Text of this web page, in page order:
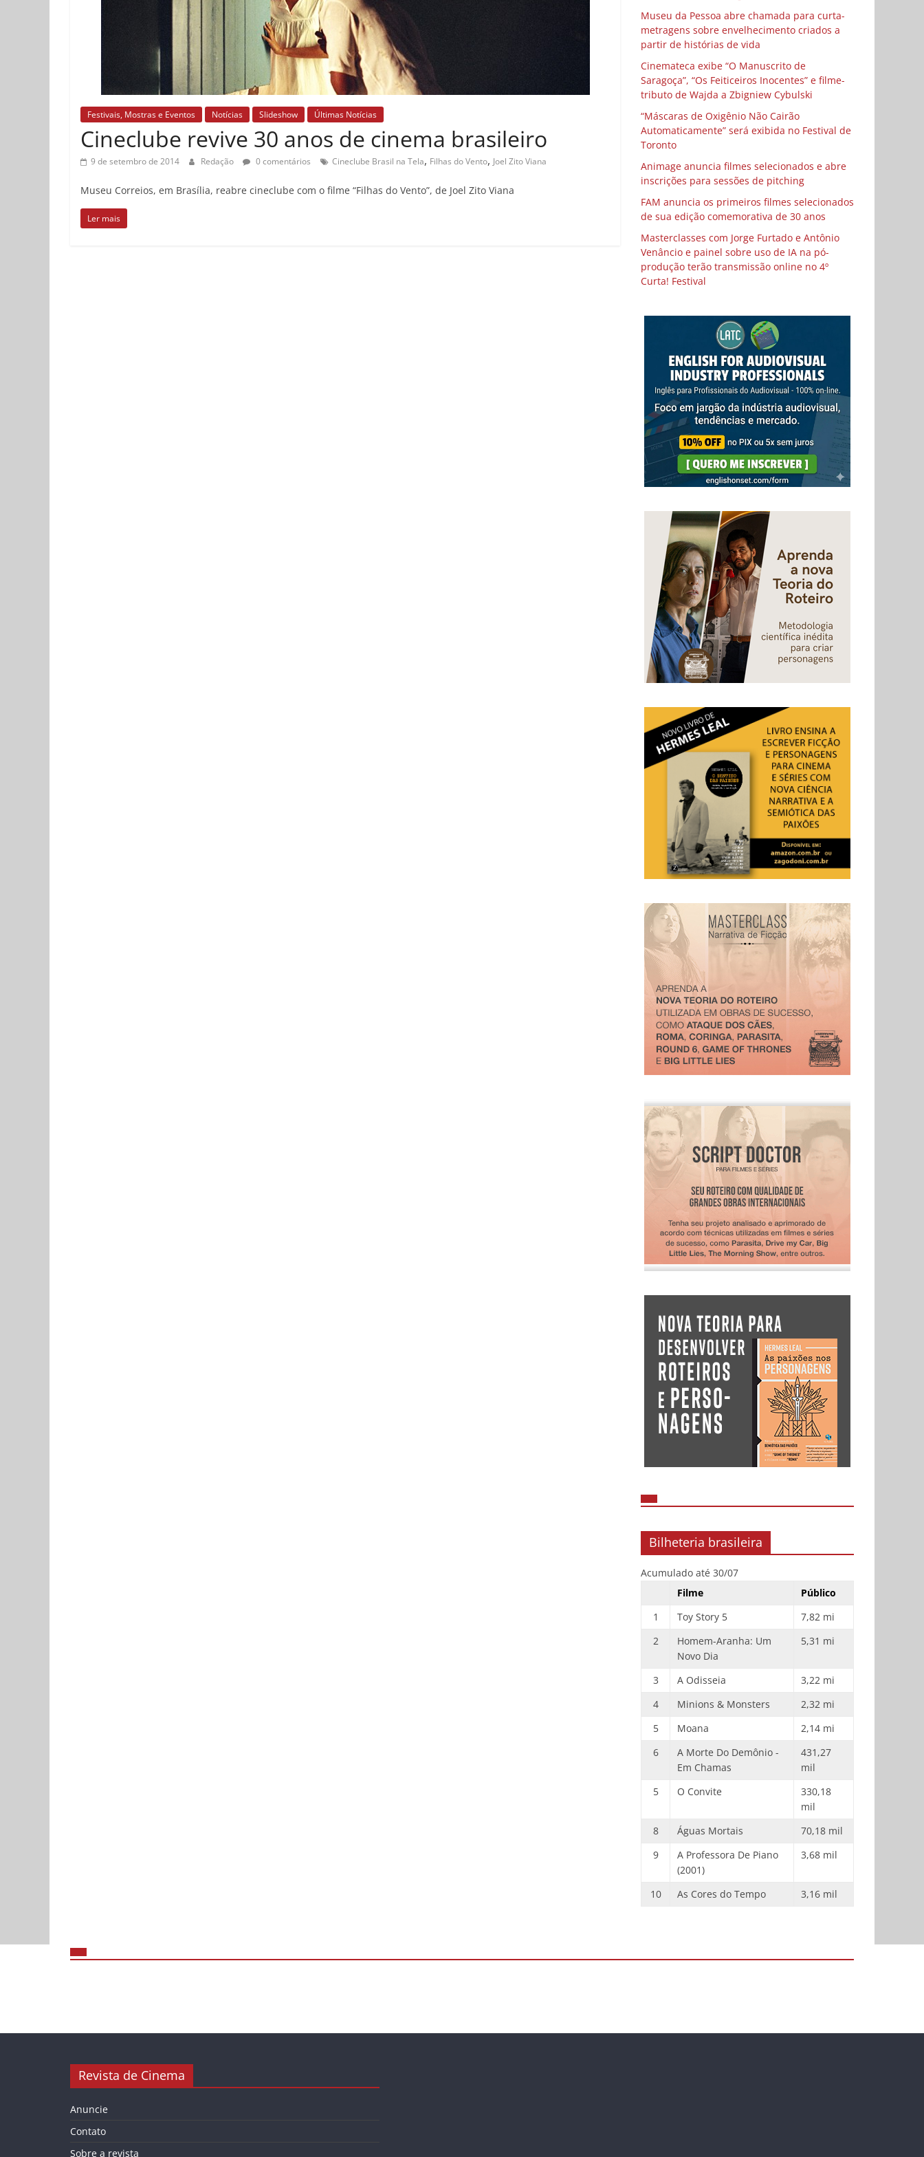
Festivais, Mostras e Eventos Notícias Slideshow Últimas Notícias
Cineclube revive 30 anos de cinema brasileiro
9 de setembro de 2014 Redação 0 comentários Cineclube Brasil na Tela, Filhas do Vento, Joel Zito Viana
Museu Correios, em Brasília, reabre cineclube com o filme “Filhas do Vento”, de Joel Zito Viana
Ler mais
Museu da Pessoa abre chamada para curta-
metragens sobre envelhecimento criados a
partir de histórias de vida
Cinemateca exibe “O Manuscrito de
Saragoça”, “Os Feiticeiros Inocentes” e filme-
tributo de Wajda a Zbigniew Cybulski
“Máscaras de Oxigênio Não Cairão
Automaticamente” será exibida no Festival de
Toronto
Animage anuncia filmes selecionados e abre
inscrições para sessões de pitching
FAM anuncia os primeiros filmes selecionados
de sua edição comemorativa de 30 anos
Masterclasses com Jorge Furtado e Antônio
Venâncio e painel sobre uso de IA na pó-
produção terão transmissão online no 4º
Curta! Festival
Bilheteria brasileira
Acumulado até 30/07
Filme
Público
1
Toy Story 5
7,82 mi
2
Homem-Aranha: Um
Novo Dia
5,31 mi
3 A Odisseia
3,22 mi
4
Minions & Monsters
2,32 mi
5
Moana
2,14 mi
6
A Morte Do Demônio -
Em Chamas
431,27
mil
5
O Convite
330,18
mil
8
Águas Mortais
70,18 mil
9
A Professora De Piano
(2001)
3,68 mil
10 As Cores do Tempo 3,16 mil
Revista de Cinema
Anuncie
Contato
Sobre a revista